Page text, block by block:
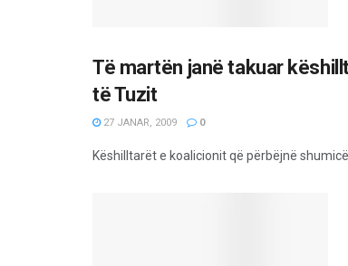
Të martën janë takuar
të Tuzit
27 JANAR, 2009 0
Këshilltarët e koalicionit që përbëjnë